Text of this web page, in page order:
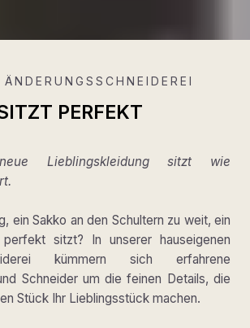
PERFEKT
Lieblingskleidung sitzt wie
ein Sakko an den Schultern zu weit, ein
sitzt? In unserer hauseigenen
kümmern sich erfahrene
Schneider um die feinen Details, die
Stück Ihr Lieblingsstück machen.